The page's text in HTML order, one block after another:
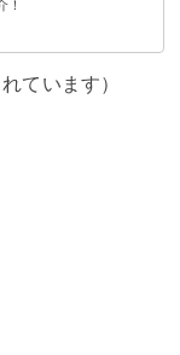
！
レート〜
レート〜
ーティー〜
ています）